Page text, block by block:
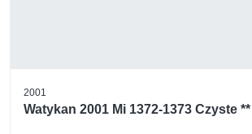
2001
Watykan 2001 Mi 1372-1373 Czyste **